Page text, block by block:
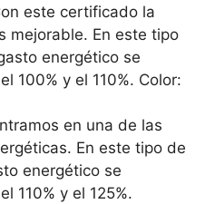
este certificado la
mejorable. En este tipo
energético se
100% y el 110%. Color:
en una de las
En este tipo de
energético se
110% y el 125%.